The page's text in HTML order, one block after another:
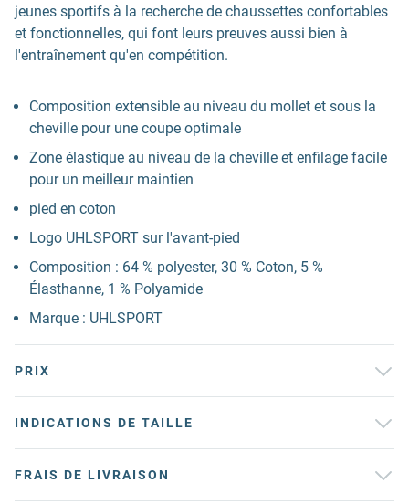
jeunes sportifs à la recherche de chaussettes confortables
et fonctionnelles, qui font leurs preuves aussi bien à
l'entraînement qu'en compétition.
Composition extensible au niveau du mollet et sous la
cheville pour une coupe optimale
Zone élastique au niveau de la cheville et enfilage facile
pour un meilleur maintien
pied en coton
Logo UHLSPORT sur l'avant-pied
Composition : 64 % polyester, 30 % Coton, 5 %
Élasthanne, 1 % Polyamide
Marque : UHLSPORT
PRIX
INDICATIONS DE TAILLE
FRAIS DE LIVRAISON